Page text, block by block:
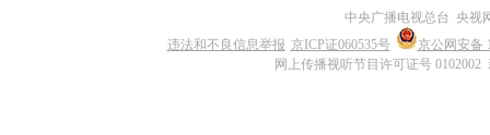
中央广播电视总台 央视
违法和不良信息举报 京ICP证060535号
京公网安备
网上传播视听节目许可证号 0102002